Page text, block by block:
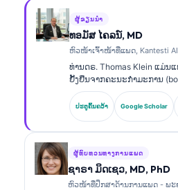
ຜູ້ຂຽນນຳ
ທອມັສ ໄຄລນ໌, MD
ຫົວໜ້າເຈົ້າໜ້າທີ່ແພດ, Kantesti AI
ທ່ານດຣ. Thomas Klein ແມ່
ຢັ້ງຢືນຈາກຄະນະກຳມະການ
ອາຍຸລະບົບ (internist) ທີ່ມີປະສົ
ການແພດທາງຫ້ອງທົດລອງ ແລະ
ໂດຍ AI. ໃນຖານະ Chief
(proprietary). ທ່ານດຣ. Klein
ກວ້າງຂວາງກ່ຽວກັບການຕີຄວາມ
ໄຊທາງຫ້ອງທົດລອງ ໃນຫົວຂໍ້ດ້າ
ປະຕູຄົ້ນຄວ້າ Google Scholar
ຜູ້ທົບທວນທາງການແພດ
ຊາຣາ ມິດເຊວ, MD, PhD
ຫົວໜ້າທີ່ປຶກສາດ້ານການແພດ - ພະ